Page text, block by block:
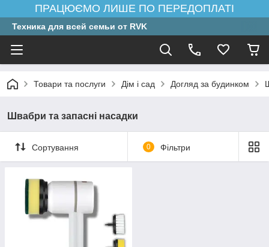
ПРАЦЮЄМО ЛИШЕ ПО ПЕРЕДОПЛАТІ
Техника для всей семьи от RVK
Товари та послуги Дім і сад Догляд за будинком
Швабри та запасні насадки
Сортування 0 Фільтри